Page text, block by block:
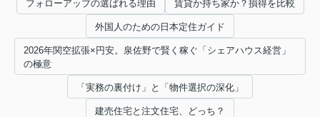
フォローアップの選ばれる理由 賃貸か持ち家か？損得を比較
外国人のための日本定住ガイド
2026年関空拡張×円安。泉佐野で賢く稼ぐ「シェアハウス経営」
の極意
「実務の裏付け」と「物件選択の深化」
建売住宅と注文住宅、どっち？